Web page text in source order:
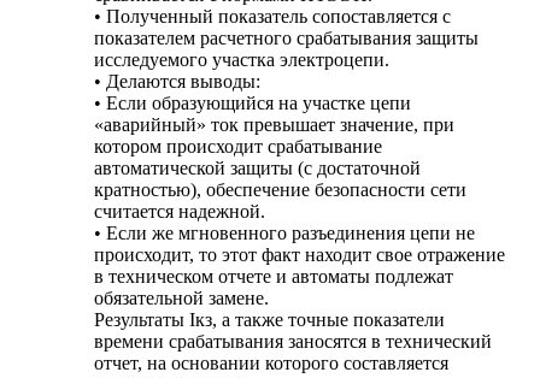
• Полученный показатель сопоставляется с
показателем расчетного срабатывания защиты
исследуемого участка электроцепи.
• Делаются выводы:
• Если образующийся на участке цепи
«аварийный» ток превышает значение, при
котором происходит срабатывание
автоматической защиты (с достаточной
кратностью), обеспечение безопасности сети
считается надежной.
• Если же мгновенного разъединения цепи не
происходит, то этот факт находит свое отражение
в техническом отчете и автоматы подлежат
обязательной замене.
Результаты Iкз, а также точные показатели
времени срабатывания заносятся в технический
отчет, на основании которого составляется